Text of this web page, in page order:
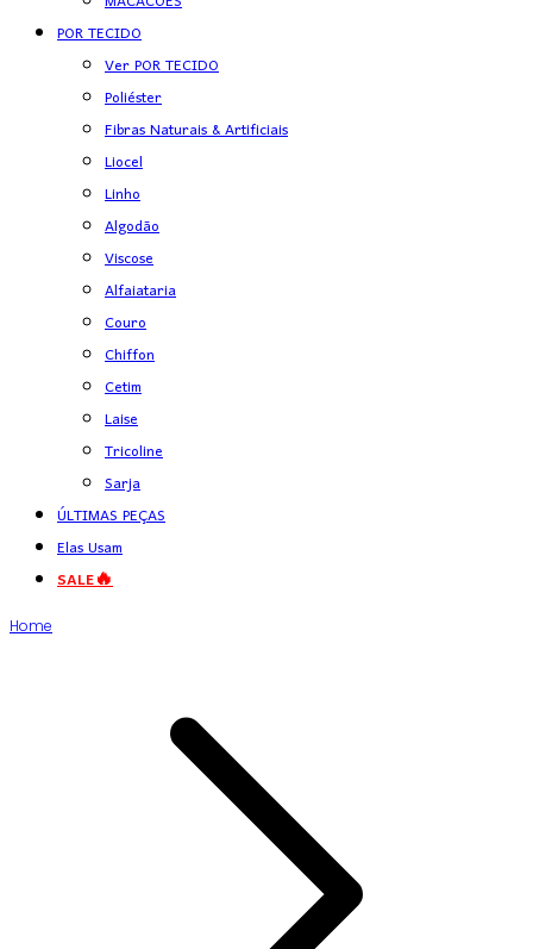
POR TECIDO
Ver POR TECIDO
Poliéster
Fibras Naturais & Artificiais
Liocel
Linho
Algodão
Viscose
Alfaiataria
Couro
Chiffon
Cetim
Laise
Tricoline
Sarja
ÚLTIMAS PEÇAS
Elas Usam
SALE🔥
Home